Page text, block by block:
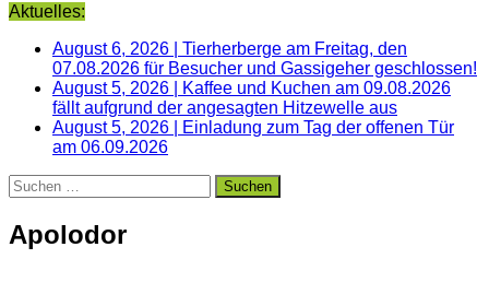
Aktuelles:
August 6, 2026
Tierherberge am Freitag, den
07.08.2026 für Besucher und Gassigeher geschlossen!
August 5, 2026
Kaffee und Kuchen am 09.08.2026
fällt aufgrund der angesagten Hitzewelle aus
August 5, 2026
Einladung zum Tag der offenen Tür
am 06.09.2026
Suchen
nach:
Apolodor